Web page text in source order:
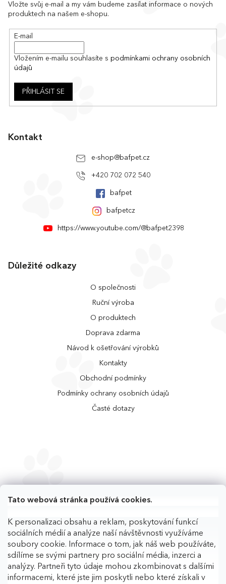
Tato webová stránka používá cookies.
K personalizaci obsahu a reklam, poskytování funkcí
sociálních médií a analýze naší návštěvnosti využíváme
soubory cookie. Informace o tom, jak náš web používáte,
sdílíme se svými partnery pro sociální média, inzerci a
analýzy. Partneři tyto údaje mohou zkombinovat s dalšími
informacemi, které jste jim poskytli nebo které získali v
Vložte svůj e-mail a my vám budeme zasílat informace o nových
produktech na našem e-shopu.
E-mail
Vložením e-mailu souhlasíte s podmínkami ochrany osobních
údajů
PŘIHLÁSIT SE
Kontakt
e-shop@bafpet.cz
+420 702 072 540
bafpet
bafpetcz
https://www.youtube.com/@bafpet2398
Důležité odkazy
O společnosti
Ruční výroba
O produktech
Doprava zdarma
Návod k ošetřování výrobků
Kontakty
Obchodní podmínky
Podmínky ochrany osobních údajů
Časté dotazy